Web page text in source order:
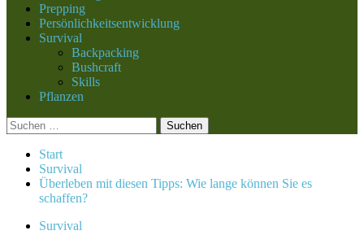
Prepping
Persönlichkeitsentwicklung
Survival
Backpacking
Bushcraft
Skills
Pflanzen
Suchen
nach:
Start
Survival
Überleben mit diesen Tipps: Wie lange können Sie es
schaffen?
Survival